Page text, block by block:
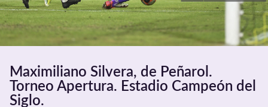
Maximiliano Silvera, de Peñarol.
Torneo Apertura. Estadio Campeón del
Siglo.